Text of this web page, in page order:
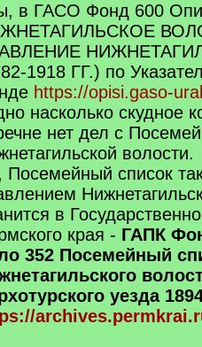
в ГАСО Фонд 600
1918 ГГ.) по
https://opisi.gaso-
насколько скудное
нет дел с
волости.
Посемейный список
в
края - ГАПК
352 Посемейный
уезда